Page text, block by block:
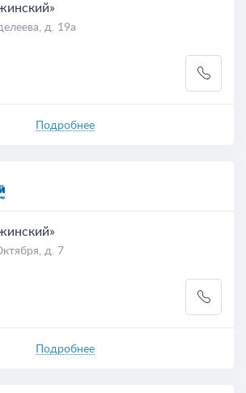
д. 19а
Подробнее
д. 7
Подробнее